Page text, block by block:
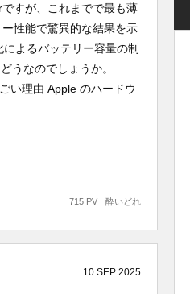
すが、これまでで最も薄
性能で驚異的な結果を示
よるバッテリー容量の制
うなのでしょうか。
い理由 Apple のハードウ
酔いどれ
715 PV
10 SEP 2025